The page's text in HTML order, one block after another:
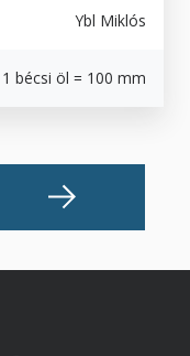
Ybl Miklós
1 bécsi öl = 100 mm